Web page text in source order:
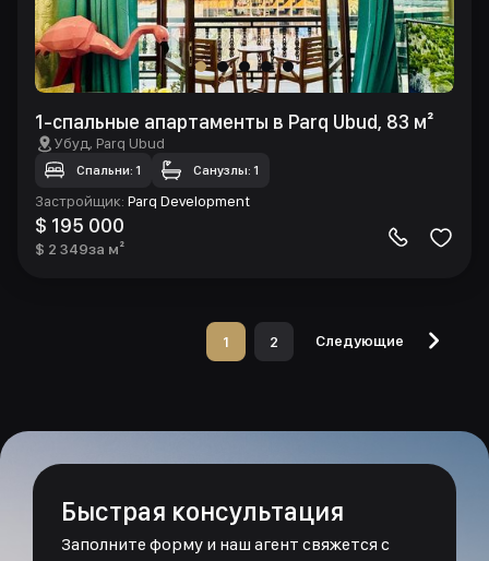
1-спальные апартаменты в Parq Ubud, 83 м²
Убуд, Parq Ubud
Спальни: 1 Санузлы: 1
Застройщик: Parq Development
$ 195 000
$ 2 349за м²
1 2 Следующие
Быстрая консультация
Заполните форму и наш агент свяжется с